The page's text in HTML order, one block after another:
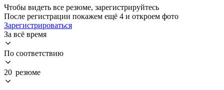
Чтобы видеть все резюме, зарегистрируйтесь
После регистрации покажем ещё 4 и откроем фото
Зарегистрироваться
За всё время
По соответствию
20 резюме